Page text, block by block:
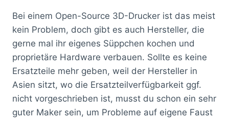
Bei einem Open-Source 3D-Drucker ist das meist
kein Problem, doch gibt es auch Hersteller, die
gerne mal ihr eigenes Süppchen kochen und
proprietäre Hardware verbauen. Sollte es keine
Ersatzteile mehr geben, weil der Hersteller in
Asien sitzt, wo die Ersatzteilverfügbarkeit ggf.
nicht vorgeschrieben ist, musst du schon ein sehr
guter Maker sein, um Probleme auf eigene Faust